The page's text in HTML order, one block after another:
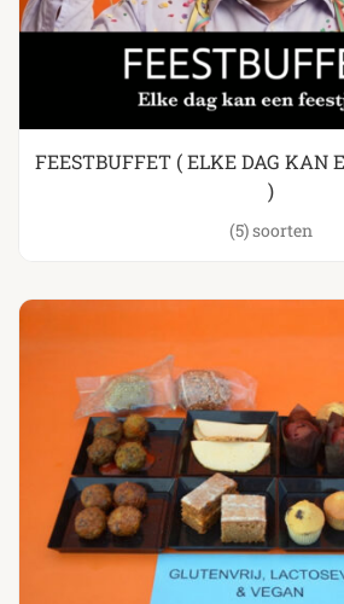
FEESTBUFFET ( ELKE DAG KAN
)
(5)